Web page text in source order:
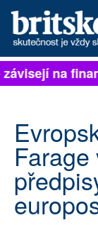
PŘIHLÁSIT
ARCHIV
ROZHOVORY
TÉMATA
na